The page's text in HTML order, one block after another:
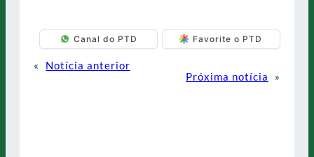
Canal do PTD Favorite o PTD
«
Notícia anterior
Próxima notícia
»